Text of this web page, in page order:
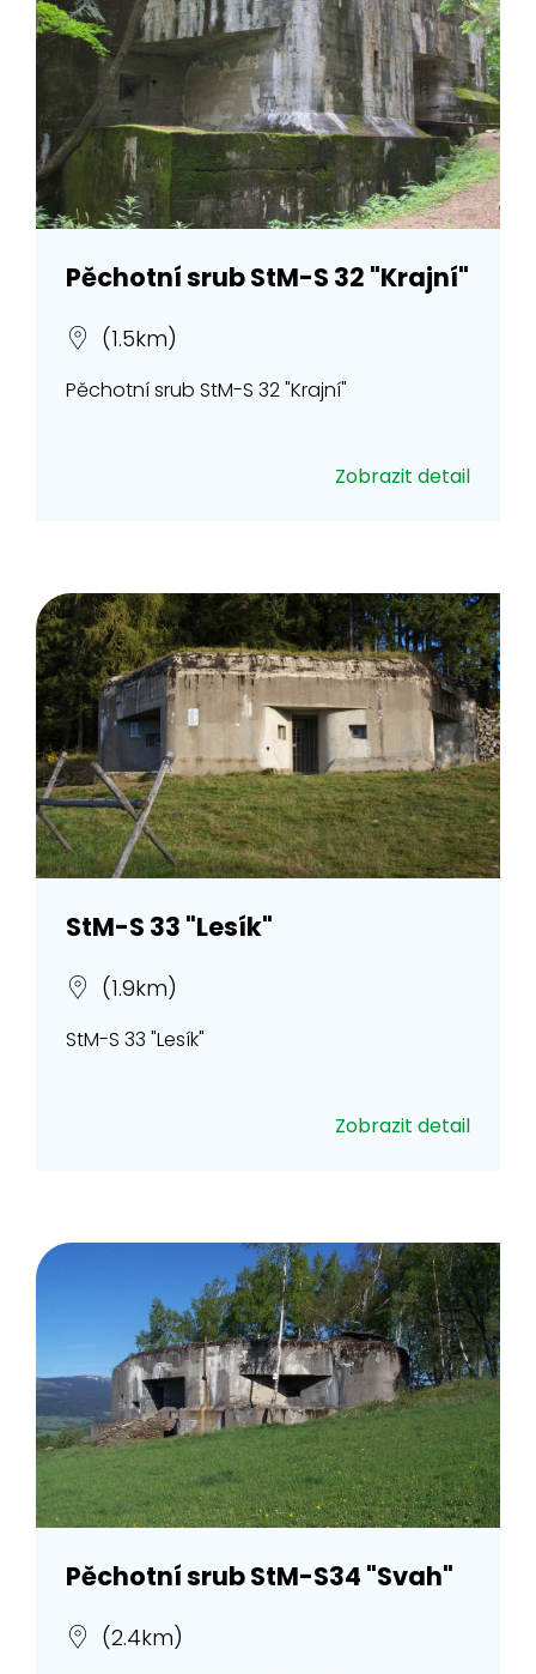
Pěchotní srub StM-S 32 "Krajní"
(1.5km)
Pěchotní srub StM-S 32 "Krajní"
Zobrazit detail
StM-S 33 "Lesík"
(1.9km)
StM-S 33 "Lesík"
Zobrazit detail
Pěchotní srub StM-S34 "Svah"
(2.4km)